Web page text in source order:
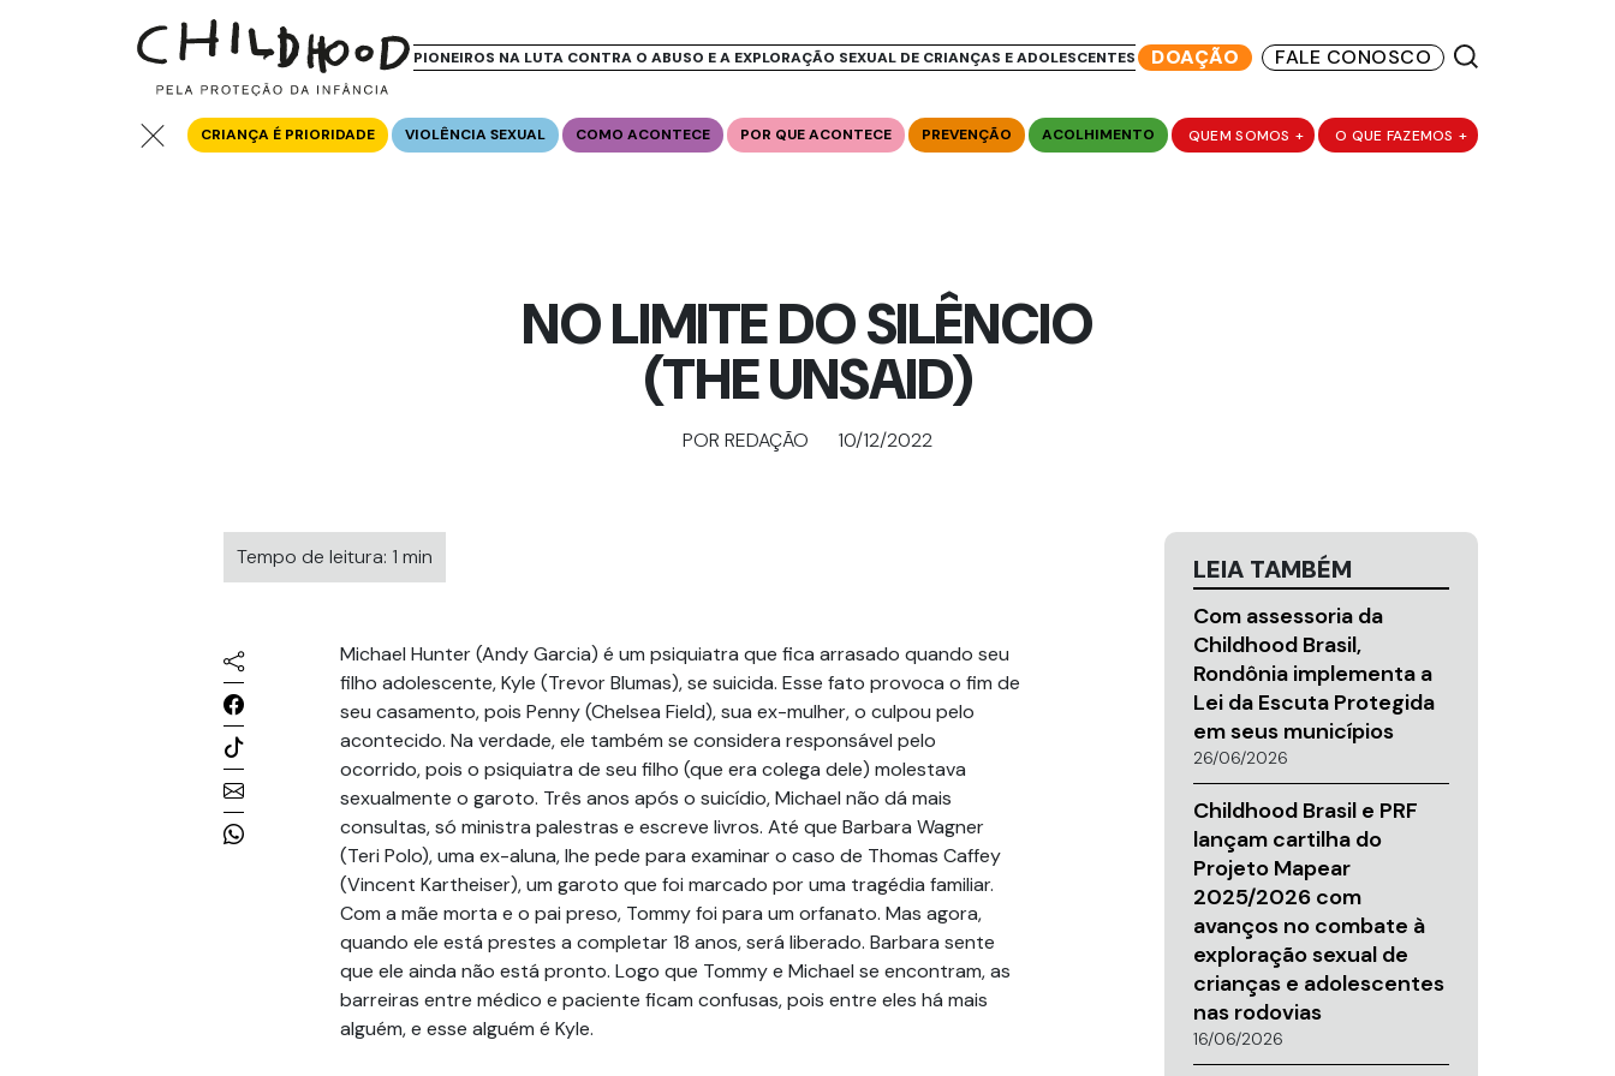
PIONEIROS NA LUTA CONTRA O ABUSO E A EXPLORAÇÃO SEXUAL DE CRIANÇAS E ADOLESCENTES DOAÇÃO FALE CONOSCO
CRIANÇA É PRIORIDADE VIOLÊNCIA SEXUAL COMO ACONTECE POR QUE ACONTECE PREVENÇÃO ACOLHIMENTO QUEM SOMOS + O QUE FAZEMOS +
NO LIMITE DO SILÊNCIO
(THE UNSAID)
POR REDAÇÃO 10/12/2022
Tempo de leitura: 1 min
Michael Hunter (Andy Garcia) é um psiquiatra que fica arrasado quando seu
filho adolescente, Kyle (Trevor Blumas), se suicida. Esse fato provoca o fim de
seu casamento, pois Penny (Chelsea Field), sua ex-mulher, o culpou pelo
acontecido. Na verdade, ele também se considera responsável pelo
ocorrido, pois o psiquiatra de seu filho (que era colega dele) molestava
sexualmente o garoto. Três anos após o suicídio, Michael não dá mais
consultas, só ministra palestras e escreve livros. Até que Barbara Wagner
(Teri Polo), uma ex-aluna, lhe pede para examinar o caso de Thomas Caffey
(Vincent Kartheiser), um garoto que foi marcado por uma tragédia familiar.
Com a mãe morta e o pai preso, Tommy foi para um orfanato. Mas agora,
quando ele está prestes a completar 18 anos, será liberado. Barbara sente
que ele ainda não está pronto. Logo que Tommy e Michael se encontram, as
barreiras entre médico e paciente ficam confusas, pois entre eles há mais
alguém, e esse alguém é Kyle.
LEIA TAMBÉM
Com assessoria da
Childhood Brasil,
Rondônia implementa a
Lei da Escuta Protegida
em seus municípios
26/06/2026
Childhood Brasil e PRF
lançam cartilha do
Projeto Mapear
2025/2026 com
avanços no combate à
exploração sexual de
crianças e adolescentes
nas rodovias
16/06/2026